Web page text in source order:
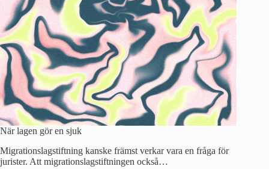
När lagen gör en sjuk
Migrationslagstiftning kanske främst verkar vara en fråga för
jurister. Att migrationslagstiftningen också…